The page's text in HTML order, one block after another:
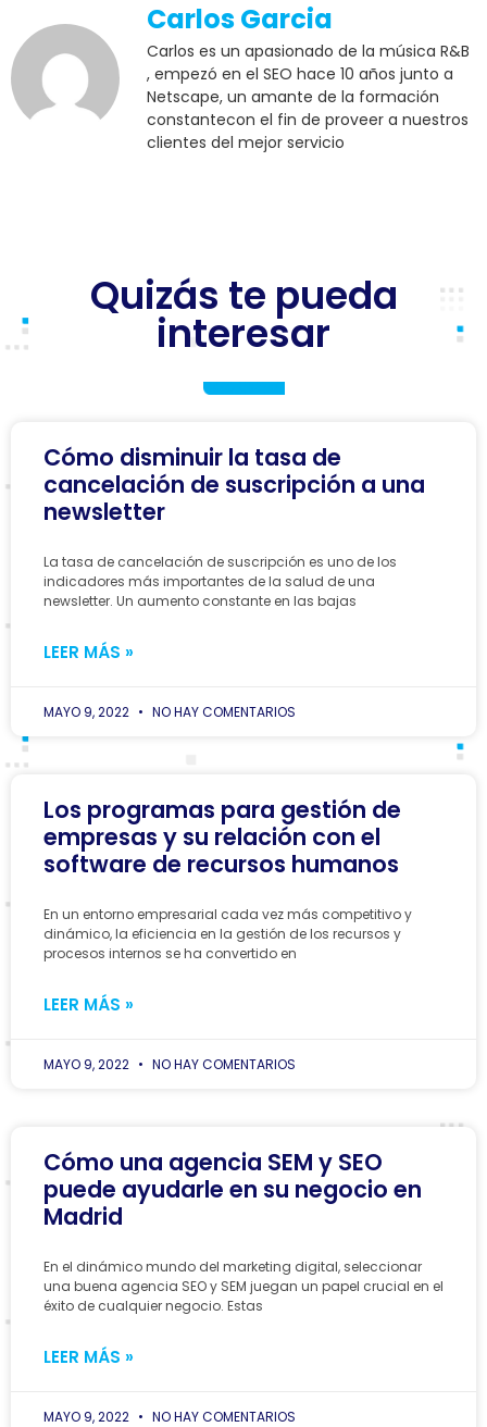
Carlos Garcia
Carlos es un apasionado de la música R&B
, empezó en el SEO hace 10 años junto a
Netscape, un amante de la formación
constantecon el fin de proveer a nuestros
clientes del mejor servicio
Quizás te pueda
interesar
Cómo disminuir la tasa de
cancelación de suscripción a una
newsletter
La tasa de cancelación de suscripción es uno de los
indicadores más importantes de la salud de una
newsletter. Un aumento constante en las bajas
LEER MÁS »
MAYO 9, 2022 NO HAY COMENTARIOS
Los programas para gestión de
empresas y su relación con el
software de recursos humanos
En un entorno empresarial cada vez más competitivo y
dinámico, la eficiencia en la gestión de los recursos y
procesos internos se ha convertido en
LEER MÁS »
MAYO 9, 2022 NO HAY COMENTARIOS
Cómo una agencia SEM y SEO
puede ayudarle en su negocio en
Madrid
En el dinámico mundo del marketing digital, seleccionar
una buena agencia SEO y SEM juegan un papel crucial en el
éxito de cualquier negocio. Estas
LEER MÁS »
MAYO 9, 2022 NO HAY COMENTARIOS